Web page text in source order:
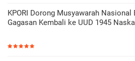
KPORI Dorong Musyawarah Nasional
Gagasan Kembali ke UUD 1945